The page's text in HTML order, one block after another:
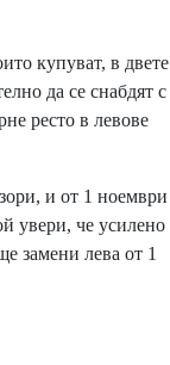
купуват, в двете
да се снабдят с
ресто в левове
и от 1 ноември
увери, че усилено
замени лева от 1